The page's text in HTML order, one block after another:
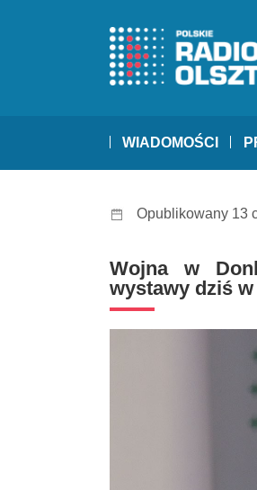
WIADOMOŚCI
Opublikowany 13
Wojna w
wystawy dziś